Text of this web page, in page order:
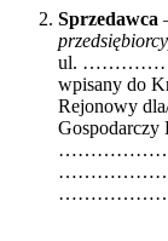
Sprzedawca
ul.
wpisany do
Gospodarczy